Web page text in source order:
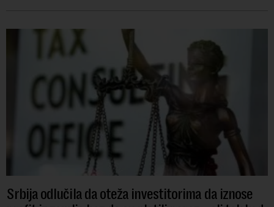
Srbija odlučila da oteža investitorima da iznose